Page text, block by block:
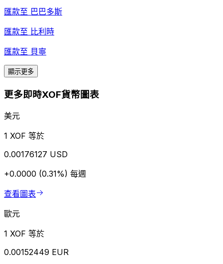
匯款至 巴巴多斯
匯款至 比利時
匯款至 貝寧
顯示更多
更多即時XOF貨幣圖表
美元
1 XOF 等於
0.00176127 USD
+0.0000 (0.31%) 每週
查看圖表
歐元
1 XOF 等於
0.00152449 EUR